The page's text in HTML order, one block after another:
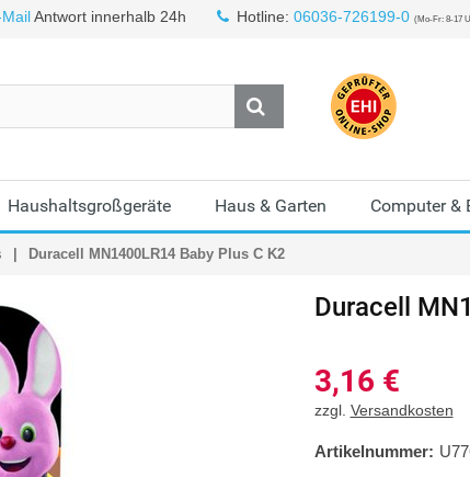
MailAntwort innerhalb 24h Hotline: 06036-726199-0 (Mo-Fr: 8-17
Haushaltsgroßgeräte Haus & Garten Computer &
Duracell MN1400LR14 Baby Plus C K2
Duracell
3,16 €
zzgl. Versandkosten
Artikelnummer: